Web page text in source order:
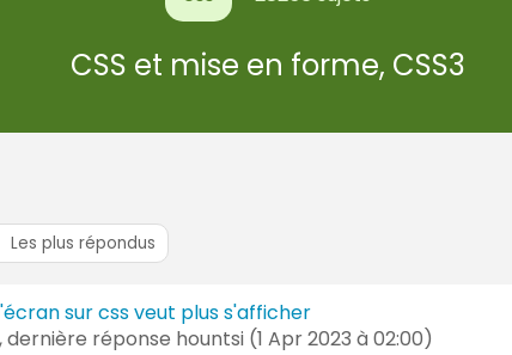
CSS et mise en forme, CSS3
Les plus répondus
sur css veut plus s'afficher
dernière réponse hountsi (1 Apr 2023 à 02:00)